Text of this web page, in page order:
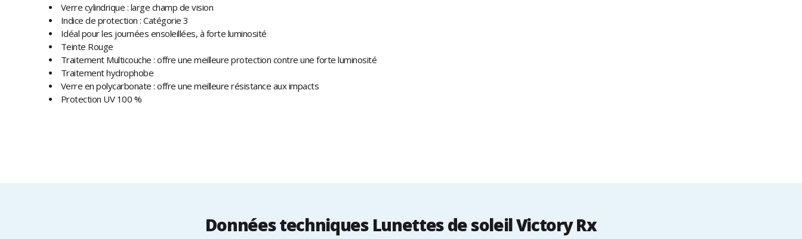
Verre cylindrique : large champ de vision
Indice de protection : Catégorie 3
Idéal pour les journées ensoleillées, à forte luminosité
Teinte Rouge
Traitement Multicouche : offre une meilleure protection contre une forte luminosité
Traitement hydrophobe
Verre en polycarbonate : offre une meilleure résistance aux impacts
Protection UV 100 %
Données techniques Lunettes de soleil Victory Rx